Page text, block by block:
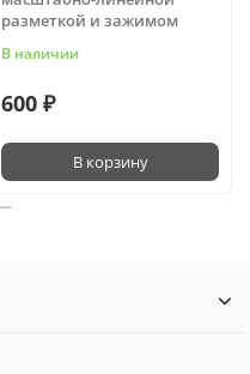
разметкой и зажимом
В наличии
600 ₽
В корзину